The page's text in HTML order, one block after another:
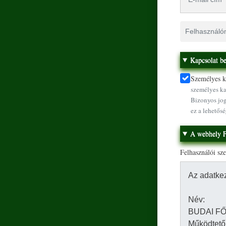
Kapcsolat
Személyes
személyes
Bizonyos
ez a
A webhely
Felhasználói